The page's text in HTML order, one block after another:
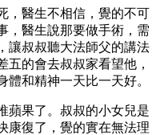
，醫生不相信，覺的不可
，醫生說那要做手術，需
讓叔叔聽大法師父的講法
五的會去叔叔家看望他，
和精神一天比一天好。
蘋果了。叔叔的小女兒是
康復了，覺的實在無法理